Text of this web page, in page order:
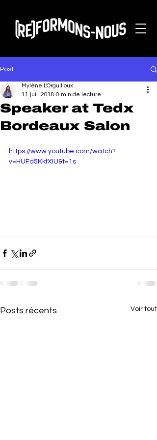
Post
Speaker at Tedx
Bordeaux Salon
Mylène L'Orguilloux
11 juil. 2018 0 min de lecture
https://www.youtube.com/watch?
v=HUFd5KkfXIU&t=1s
Posts récents Voir tout